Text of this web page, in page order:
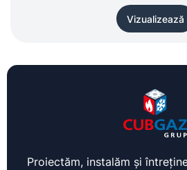
Vizualizează
Proiectăm, instalăm și